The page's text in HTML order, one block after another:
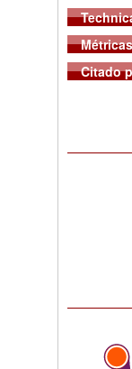
Métricas
Citado